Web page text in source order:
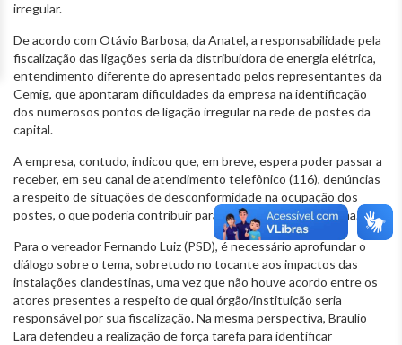
irregular.
De acordo com Otávio Barbosa, da Anatel, a responsabilidade pela
fiscalização das ligações seria da distribuidora de energia elétrica,
entendimento diferente do apresentado pelos representantes da
Cemig, que apontaram dificuldades da empresa na identificação
dos numerosos pontos de ligação irregular na rede de postes da
capital.
A empresa, contudo, indicou que, em breve, espera poder passar a
receber, em seu canal de atendimento telefônico (116), denúncias
a respeito de situações de desconformidade na ocupação dos
postes, o que poderia contribuir para a mitigação do problema.
Para o vereador Fernando Luiz (PSD), é necessário aprofundar o
diálogo sobre o tema, sobretudo no tocante aos impactos das
instalações clandestinas, uma vez que não houve acordo entre os
atores presentes a respeito de qual órgão/instituição seria
responsável por sua fiscalização. Na mesma perspectiva, Braulio
Lara defendeu a realização de força tarefa para identificar